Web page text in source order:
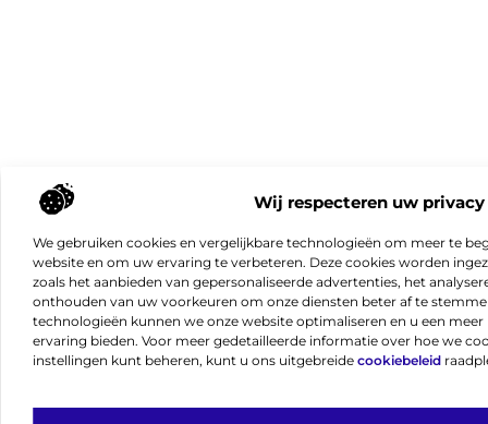
Wij respecteren uw privacy
We gebruiken cookies en vergelijkbare technologieën om meer te
website en om uw ervaring te verbeteren. Deze cookies worden
zoals het aanbieden van gepersonaliseerde advertenties, het
onthouden van uw voorkeuren om onze diensten beter af te
technologieën kunnen we onze website optimaliseren en u een
ervaring bieden. Voor meer gedetailleerde informatie over hoe we
instellingen kunt beheren, kunt u ons uitgebreide cookiebeleid